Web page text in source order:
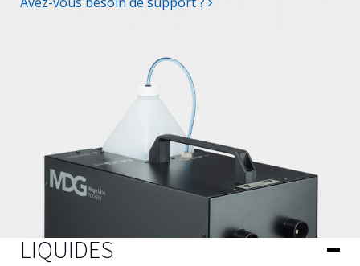
LIQUIDES